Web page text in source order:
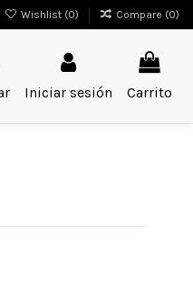
Wishlist (0) Compare (0)
Iniciar sesión Carrito